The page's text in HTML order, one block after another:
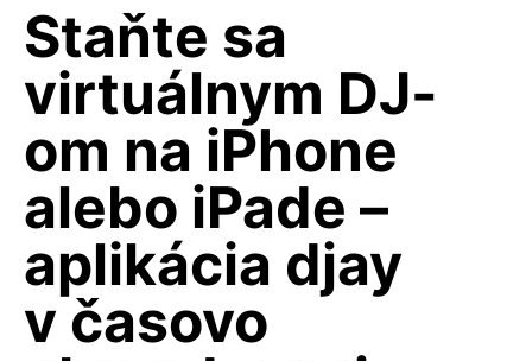
Staňte sa
virtuálnym DJ-
om na iPhone
alebo iPade –
aplikácia djay
v časovo